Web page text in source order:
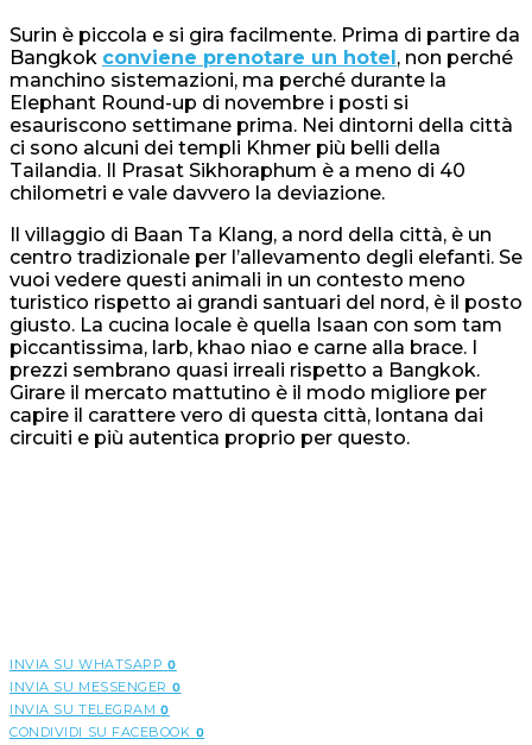
Surin è piccola e si gira facilmente. Prima di partire da
Bangkok conviene prenotare un hotel, non perché
manchino sistemazioni, ma perché durante la
Elephant Round-up di novembre i posti si
esauriscono settimane prima. Nei dintorni della città
ci sono alcuni dei templi Khmer più belli della
Tailandia. Il Prasat Sikhoraphum è a meno di 40
chilometri e vale davvero la deviazione.
Il villaggio di Baan Ta Klang, a nord della città, è un
centro tradizionale per l’allevamento degli elefanti. Se
vuoi vedere questi animali in un contesto meno
turistico rispetto ai grandi santuari del nord, è il posto
giusto. La cucina locale è quella Isaan con som tam
piccantissima, larb, khao niao e carne alla brace. I
prezzi sembrano quasi irreali rispetto a Bangkok.
Girare il mercato mattutino è il modo migliore per
capire il carattere vero di questa città, lontana dai
circuiti e più autentica proprio per questo.
INVIA SU WHATSAPP 0
INVIA SU MESSENGER 0
INVIA SU TELEGRAM 0
CONDIVIDI SU FACEBOOK 0